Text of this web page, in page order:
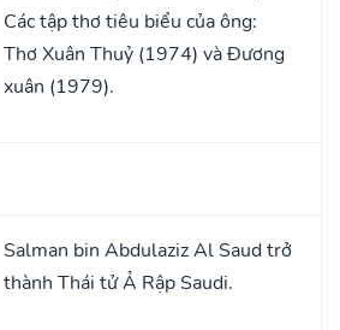
Các tập thơ tiêu biểu của ông:
Thơ Xuân Thuỷ (1974) và Đương
xuân (1979).
Salman bin Abdulaziz Al Saud trở
thành Thái tử Ả Rập Saudi.